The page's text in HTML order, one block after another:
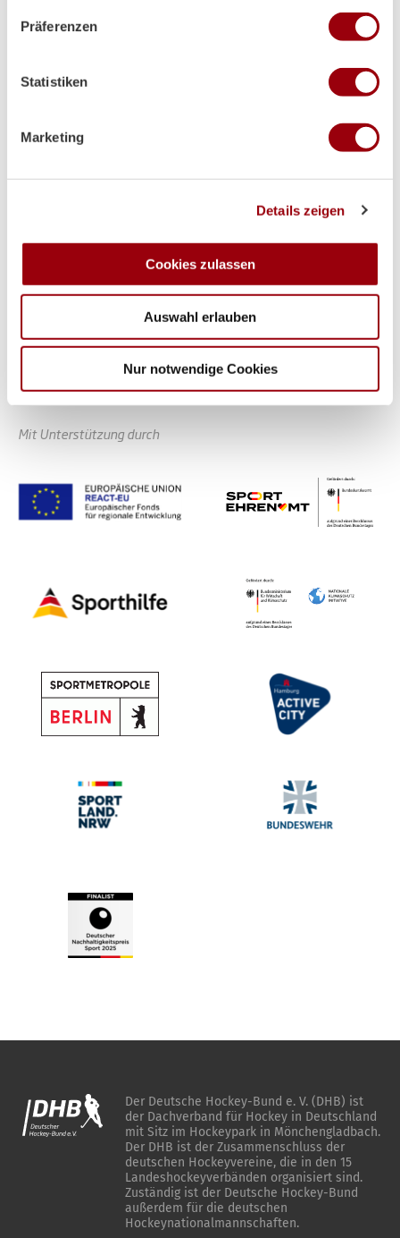
Informationen über Ihre geografische Lage erfassen,
Ihr Gerät durch aktives Scannen nach bestimmten
Merkmalen (Fingerprinting) identifizieren
verarbeitet werden, und legen Sie Ihre Präferenzen im
Abschnitt Einzelheiten
personalisieren, Funktionen für soziale Medien anbieten
soziale Medien, Werbung und Analysen weiter. Unsere
Partner führen diese Informationen möglicherweise mit
weiteren Daten zusammen, die Sie ihnen bereitgestellt
haben oder die sie im Rahmen Ihrer Nutzung der Dienste
Präferenzen
Statistiken
Marketing
Details zeigen
Cookies zulassen
Auswahl erlauben
Nur notwendige Cookies
Mit Unterstützung durch
Der Deutsche Hockey-Bund e. V. (DHB) ist
der Dachverband für Hockey in Deutschland
mit Sitz im Hockeypark in Mönchengladbach.
Der DHB ist der Zusammenschluss der
deutschen Hockeyvereine, die in den 15
Landeshockeyverbänden organisiert sind.
Zuständig ist der Deutsche Hockey-Bund
außerdem für die deutschen
Hockeynationalmannschaften.